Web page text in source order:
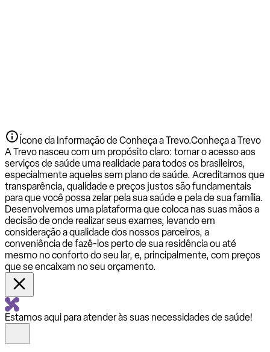
Ícone da Informação de Conheça a Trevo.Conheça a Trevo
A Trevo nasceu com um propósito claro: tornar o acesso aos
serviços de saúde uma realidade para todos os brasileiros,
especialmente aqueles sem plano de saúde. Acreditamos que
transparência, qualidade e preços justos são fundamentais
para que você possa zelar pela sua saúde e pela de sua família.
Desenvolvemos uma plataforma que coloca nas suas mãos a
decisão de onde realizar seus exames, levando em
consideração a qualidade dos nossos parceiros, a
conveniência de fazê-los perto de sua residência ou até
mesmo no conforto do seu lar, e, principalmente, com preços
que se encaixam no seu orçamento.
Estamos aqui para atender às suas necessidades de saúde!